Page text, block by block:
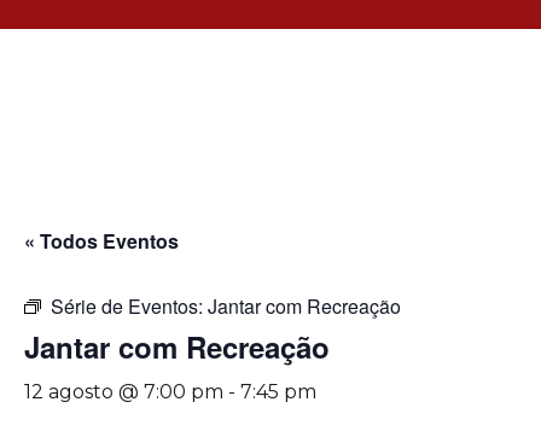
« Todos Eventos
Série de Eventos: Jantar com Recreação
Jantar com Recreação
12 agosto @ 7:00 pm - 7:45 pm